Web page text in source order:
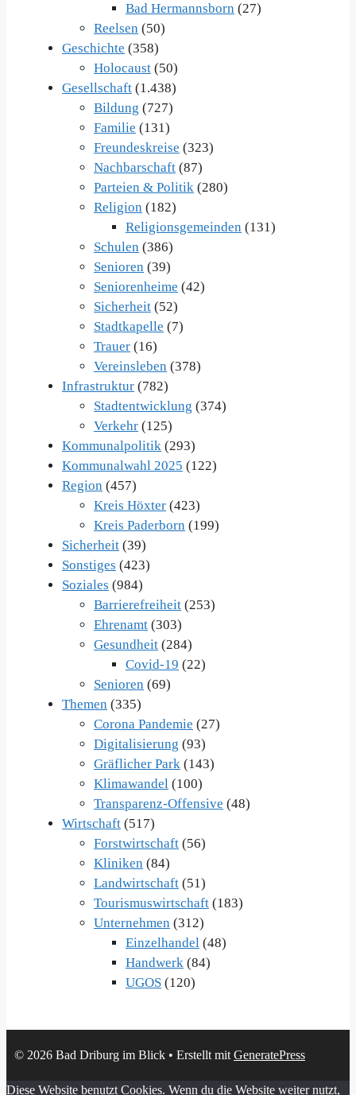
Bad Hermannsborn (27)
Reelsen (50)
Geschichte (358)
Holocaust (50)
Gesellschaft (1.438)
Bildung (727)
Familie (131)
Freundeskreise (323)
Nachbarschaft (87)
Parteien & Politik (280)
Religion (182)
Religionsgemeinden (131)
Schulen (386)
Senioren (39)
Seniorenheime (42)
Sicherheit (52)
Stadtkapelle (7)
Trauer (16)
Vereinsleben (378)
Infrastruktur (782)
Stadtentwicklung (374)
Verkehr (125)
Kommunalpolitik (293)
Kommunalwahl 2025 (122)
Region (457)
Kreis Höxter (423)
Kreis Paderborn (199)
Sicherheit (39)
Sonstiges (423)
Soziales (984)
Barrierefreiheit (253)
Ehrenamt (303)
Gesundheit (284)
Covid-19 (22)
Senioren (69)
Themen (335)
Corona Pandemie (27)
Digitalisierung (93)
Gräflicher Park (143)
Klimawandel (100)
Transparenz-Offensive (48)
Wirtschaft (517)
Forstwirtschaft (56)
Kliniken (84)
Landwirtschaft (51)
Tourismuswirtschaft (183)
Unternehmen (312)
Einzelhandel (48)
Handwerk (84)
UGOS (120)
© 2026 Bad Driburg im Blick • Erstellt mit GeneratePress
Diese Website benutzt Cookies. Wenn du die Website weiter nutzt,